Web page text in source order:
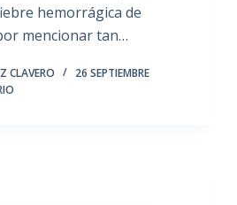
hemorrágica de
mencionar tan…
CLAVERO
26 SEPTIEMBRE